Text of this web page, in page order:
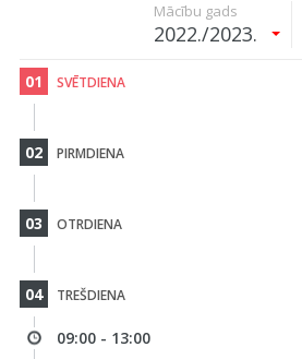
Mācību gads
2022./2023.
01 SVĒTDIENA
02 PIRMDIENA
03 OTRDIENA
04 TREŠDIENA
09:00 - 13:00